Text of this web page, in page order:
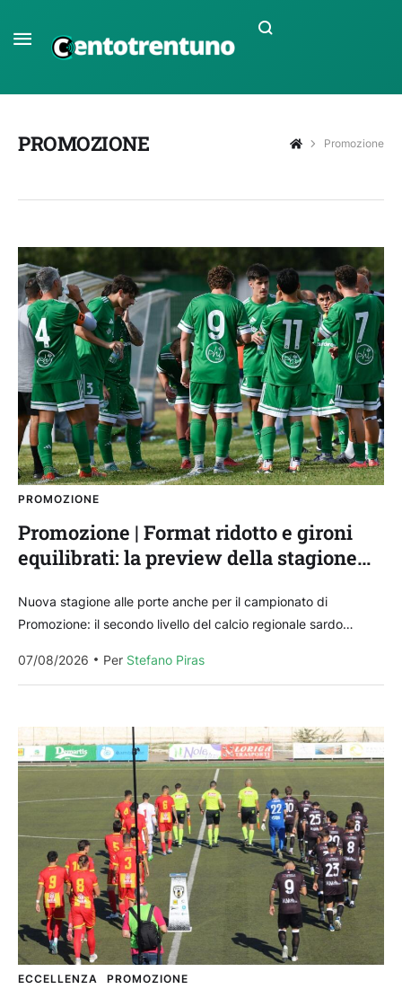
PROMOZIONE Promozione
PROMOZIONE
Promozione | Format ridotto e gironi
equilibrati: la preview della stagione
Nuova stagione alle porte anche per il campionato di
Promozione: il secondo livello del calcio regionale sardo
07/08/2026
Per Stefano Piras
ECCELLENZA PROMOZIONE